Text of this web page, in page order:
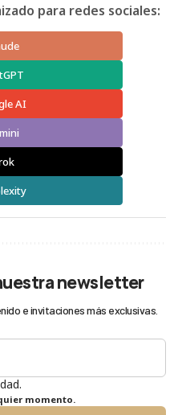
para redes sociales:
AI
newsletter
e invitaciones más exclusivas.
momento.